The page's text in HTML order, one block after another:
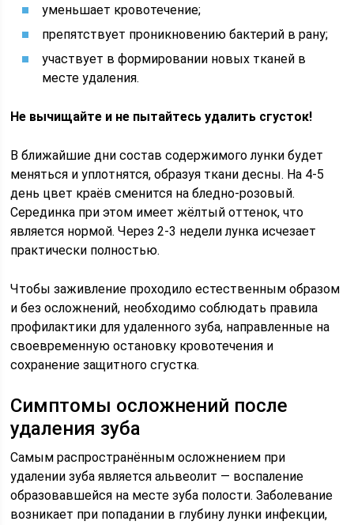
уменьшает кровотечение;
препятствует проникновению бактерий в рану;
участвует в формировании новых тканей в
месте удаления.
Не вычищайте и не пытайтесь удалить сгусток!
В ближайшие дни состав содержимого лунки будет
меняться и уплотнятся, образуя ткани десны. На 4-5
день цвет краёв сменится на бледно-розовый.
Серединка при этом имеет жёлтый оттенок, что
является нормой. Через 2-3 недели лунка исчезает
практически полностью.
Чтобы заживление проходило естественным образом
и без осложнений, необходимо соблюдать правила
профилактики для удаленного зуба, направленные на
своевременную остановку кровотечения и
сохранение защитного сгустка.
Симптомы осложнений после
удаления зуба
Самым распространённым осложнением при
удалении зуба является альвеолит — воспаление
образовавшейся на месте зуба полости. Заболевание
возникает при попадании в глубину лунки инфекции,